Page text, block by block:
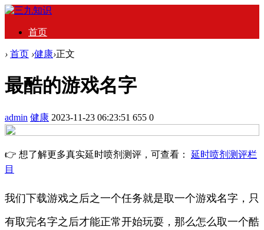
首页
› 首页 ›健康›正文
最酷的游戏名字
admin 健康 2023-11-23 06:23:51 655 0
👉 想了解更多真实延时喷剂测评，可查看： 延时喷剂测评栏
目
我们下载游戏之后之一个任务就是取一个游戏名字，只
有取完名字之后才能正常开始玩耍，那么怎么取一个酷